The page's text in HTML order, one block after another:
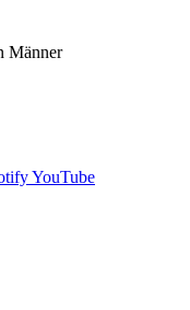
Männer
YouTube